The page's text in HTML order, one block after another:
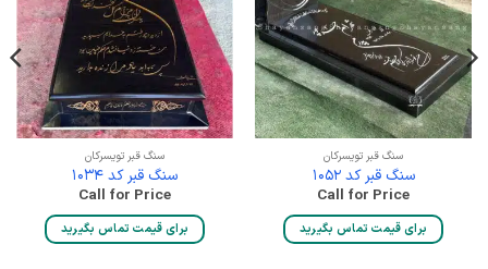
سنگ قبر تویسرکان
سنگ قبر کد 1052
Call for Price
برای قیمت تماس بگیرید
سنگ قبر تویسرکان
سنگ قبر کد 1034
Call for Price
برای قیمت تماس بگیرید